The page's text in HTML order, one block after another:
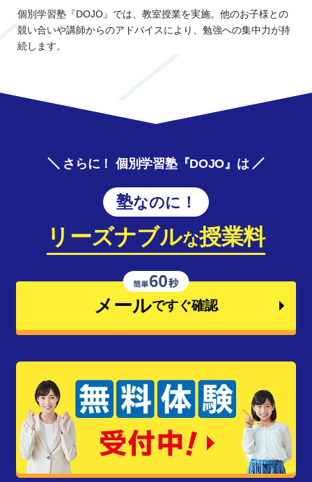
個別学習塾『DOJO』では、教室授業を実施。他のお子様との
競い合いや講師からのアドバイスにより、勉強への集中力が持
続します。
さらに！ 個別学習塾『DOJO』は
塾なのに！
リーズナブルな授業料
メールですぐ確認